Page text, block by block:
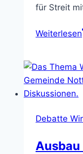
für Streit
Weiterlesen
Debatte